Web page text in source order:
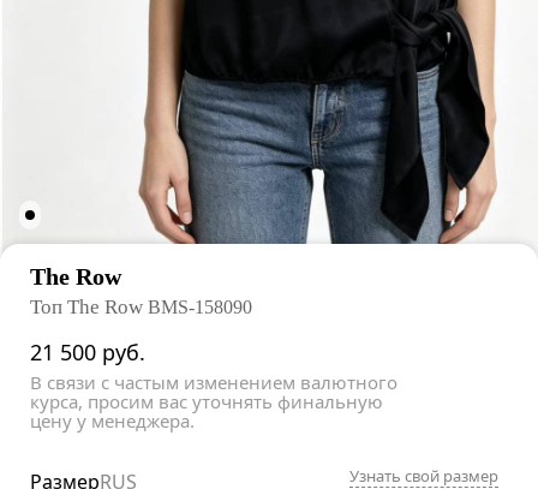
The Row
Топ The Row BMS-158090
21 500 руб.
В связи с частым изменением валютного
курса, просим вас уточнять финальную
цену у менеджера.
РазмерRUS Узнать свой размер